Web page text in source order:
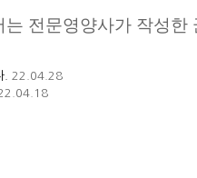
는 전문영양사가 작성
22.04.28